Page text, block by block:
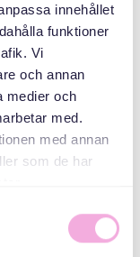
innehållet
funktioner
Vi
och annan
medier och
med.
med annan
som de har